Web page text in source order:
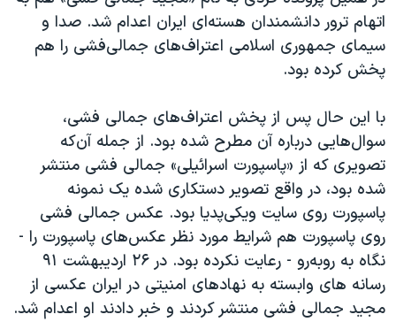
اتهام ترور دانشمندان هسته‌ای ایران اعدام شد. صدا و
سیمای جمهوری اسلامی اعتراف‌های جمالی‌فشی را هم
پخش کرده بود.
با این حال پس از پخش اعتراف‌های جمالی فشی،
سوال‌هایی درباره آن مطرح شده بود. از جمله آن‌که
تصویری که از «پاسپورت اسرائیلی» جمالی فشی منتشر
شده بود، در واقع تصویر دستکاری شده یک نمونه
پاسپورت روی سایت ویکی‌پدیا بود. عکس جمالی فشی
روی پاسپورت هم شرایط مورد نظر عکس‌های پاسپورت را -
نگاه به روبه‌رو - رعایت نکرده بود. در ۲۶ اردیبهشت ۹۱
رسانه های وابسته به نهادهای امنیتی در ایران عکسی از
مجید جمالی فشی منتشر کردند و خبر دادند او اعدام شد.